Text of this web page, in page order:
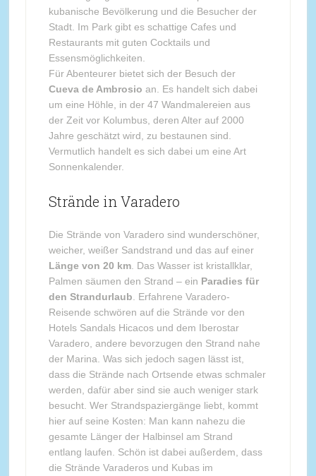
kubanische Bevölkerung und die Besucher der
Stadt. Im Park gibt es schattige Cafes und
Restaurants mit guten Cocktails und
Essensmöglichkeiten.
Für Abenteurer bietet sich der Besuch der
Cueva de Ambrosio an. Es handelt sich dabei
um eine Höhle, in der 47 Wandmalereien aus
der Zeit vor Kolumbus, deren Alter auf 2000
Jahre geschätzt wird, zu bestaunen sind.
Vermutlich handelt es sich dabei um eine Art
Sonnenkalender.
Strände in Varadero
Die Strände von Varadero sind wunderschöner,
weicher, weißer Sandstrand und das auf einer
Länge von 20 km. Das Wasser ist kristallklar,
Palmen säumen den Strand – ein Paradies für
den Strandurlaub . Erfahrene Varadero-
Reisende schwören auf die Strände vor den
Hotels Sandals Hicacos und dem Iberostar
Varadero, andere bevorzugen den Strand nahe
der Marina. Was sich jedoch sagen lässt ist,
dass die Strände nach Ortsende etwas schmaler
werden, dafür aber sind sie auch weniger stark
besucht. Wer Strandspaziergänge liebt, kommt
hier auf seine Kosten: Man kann nahezu die
gesamte Länger der Halbinsel am Strand
entlang laufen. Schön ist dabei außerdem, dass
die Strände Varaderos und Kubas im